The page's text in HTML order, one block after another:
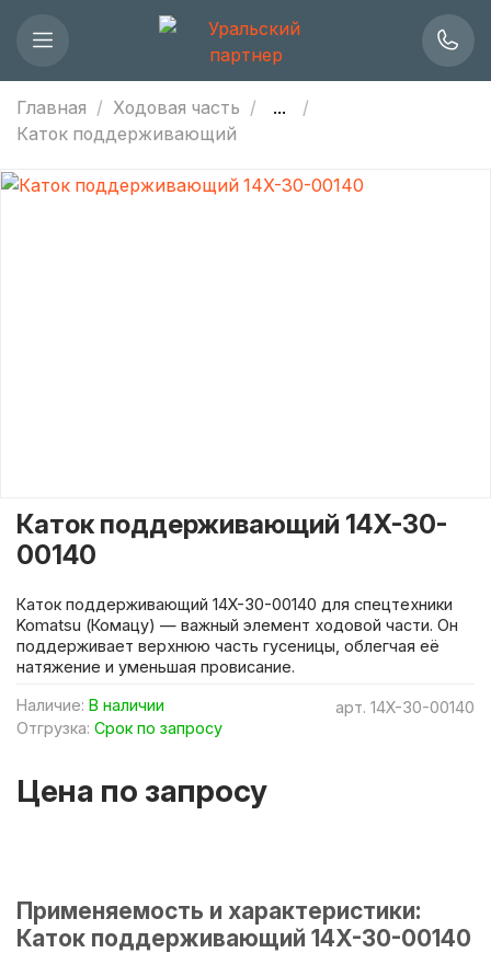
Главная Ходовая часть
...
Каток поддерживающий
арт. 14X-30-00140
Наличие: В наличии
Отгрузка: Срок по запросу
Каток поддерживающий 14X-30-
00140
Цена по запросу
Каток поддерживающий 14X-30-00140 для спецтехники
Komatsu (Комацу) — важный элемент ходовой части. Он
поддерживает верхнюю часть гусеницы, облегчая её
натяжение и уменьшая провисание.
Применяемость и характеристики:
Каток поддерживающий 14X-30-00140